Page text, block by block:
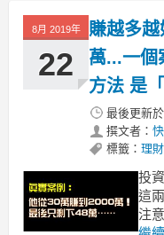
8月 2019年
22
賺越多
萬...一個
方法 是
最後更新於
撰文者：
標籤： 理財
投
這
注